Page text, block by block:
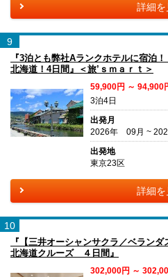
詳細を
9
『3泊とも弊社Aランクホテルに宿泊
北海道！4日間』＜旅’ｓｍａｒｔ＞
59,900円 ～ 94,900
3泊4日
出発月
2026年 09月 ~
出発地
東京23区
詳細を
10
『【三井オーシャンサクラ／ベラン
北海道クルーズ ４日間』
302,000円 ～